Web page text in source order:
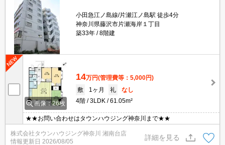
小田急江ノ島線/片瀬江ノ島駅 徒歩4分
神奈川県藤沢市片瀬海岸１丁目
築33年
8階建
画像：26枚
14万円(管理費等：5,000円)
敷
1ヶ月 礼
なし
4階
3LDK 61.05m²
★★お問い合わせはタウンハウジング神奈川まで★★
株式会社タウンハウジング神奈川 湘南台店
情報更新日 2026/08/05
詳細を見る